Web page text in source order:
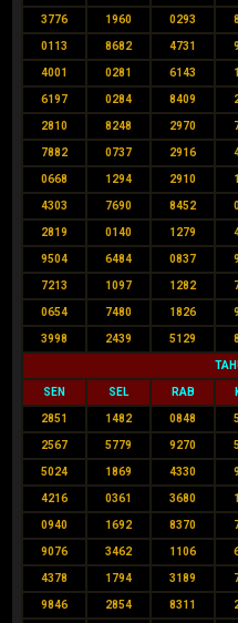
3776 1960 0293
0113 8682 4731
4001 0281 6143
6197 0284 8409
2810 8248 2970
7882 0737 2916
0668 1294 2910
4303 7690 8452
2819 0140 1279
9504 6484 0837
7213 1097 1282
0654 7480 1826
3998 2439 5129
SEN SEL RAB
2851 1482 0848
2567 5779 9270
5024 1869 4330
4216 0361 3680
0940 1692 8370
9076 3462 1106
4378 1794 3189
9846 2854 8311